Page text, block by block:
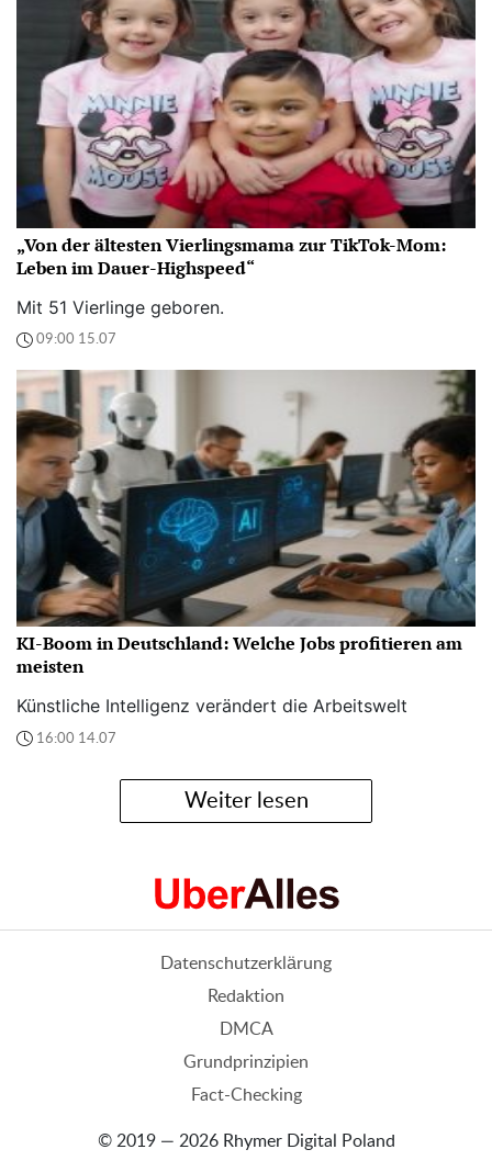
„Von der ältesten Vierlingsmama zur TikTok-Mom:
Leben im Dauer-Highspeed“
Mit 51 Vierlinge geboren.
09:00 15.07
KI-Boom in Deutschland: Welche Jobs profitieren am
meisten
Künstliche Intelligenz verändert die Arbeitswelt
16:00 14.07
Weiter lesen
Datenschutzerklärung
Redaktion
DMCA
Grundprinzipien
Fact-Checking
© 2019 — 2026 Rhymer Digital Poland